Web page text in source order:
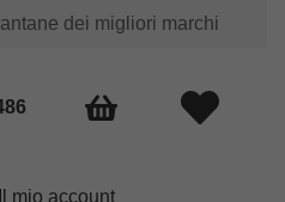
dei migliori marchi
Il mio account